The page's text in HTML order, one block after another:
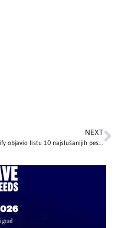
NEXT
Spotify objavio listu 10 najslušanijih pesama u istoriji – jedna je proglašena najboljom pesmom svih vremena!